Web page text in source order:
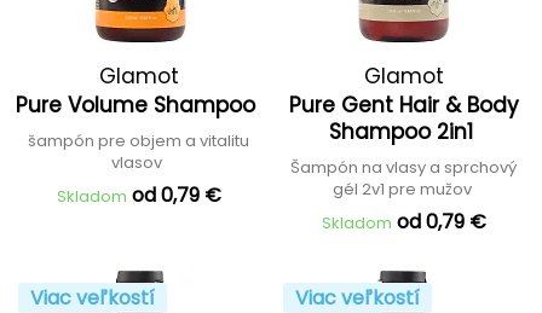
Glamot
Pure Volume Shampoo
šampón pre objem a vitalitu
vlasov
Skladom od 0,79 €
Glamot
Pure Gent Hair & Body
Shampoo 2in1
Šampón na vlasy a sprchový
gél 2v1 pre mužov
Skladom od 0,79 €
Viac veľkostí Viac veľkostí